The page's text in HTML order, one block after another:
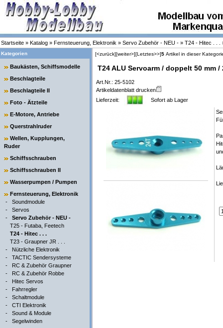
Startseite » Katalog » Fernsteuerung, Elektronik » Servo Zubehör - NEU - » T24 - Hitec . . .
Kategorien
Baukästen, Schiffsmodelle
Beschlagteile
Beschlagteile II
Foto - Ätzteile
E-Motore, Antriebe
Querstrahlruder
Wellen, Kupplungen,
Ruder
Schiffsschrauben
Schiffsschrauben II
Wasserpumpen / Pumpen
Fernsteuerung, Elektronik
- Soundmodule
- Servos
- Servo Zubehör - NEU -
T25 - Futaba, Feetech
T24 - Hitec . . .
T23 - Graupner JR . . .
- Nützliche Elektronik
- TACTIC Sendersysteme
- RC & Zubehör Graupner
- RC & Zubehör Robbe
- Hitec Servos
- Fahrregler
- Schaltmodule
- CTI Elektronik
- Sound & Module
- Segelwinden
[<zurück][weiter>][Letztes>>]5 Artikel in dieser
T24 ALU Servoarm / doppelt 50 mm /
Art.Nr.: 25-5102
Artikeldatenblatt drucken
Lieferzeit:
Sofort ab Lager